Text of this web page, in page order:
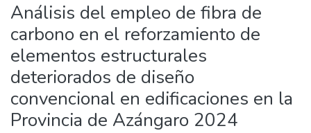
Análisis del empleo de fibra de
carbono en el reforzamiento de
elementos estructurales
deteriorados de diseño
convencional en edificaciones en la
Provincia de Azángaro 2024